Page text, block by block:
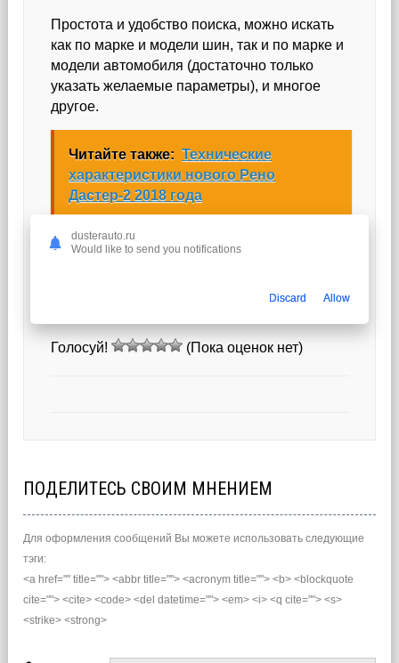
Простота и удобство поиска, можно искать
как по марке и модели шин, так и по марке и
модели автомобиля (достаточно только
указать желаемые параметры), и многое
другое.
Читайте также: Технические
характеристики нового Рено
Дастер-2 2018 года
Голосуй! (Пока оценок нет)
ПОДЕЛИТЕСЬ СВОИМ МНЕНИЕМ
Для оформления сообщений Вы можете использовать следующие
тэги:
<a href="" title=""> <abbr title=""> <acronym title=""> <b> <blockquote
cite=""> <cite> <code> <del datetime=""> <em> <i> <q cite=""> <s>
<strike> <strong>
dusterauto.ru
Would like to send you notifications
Discard Allow